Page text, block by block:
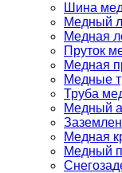
Шина
Медный
Медная
Пруток
Медная
Медные
Труба
Медный
Медная
Медный